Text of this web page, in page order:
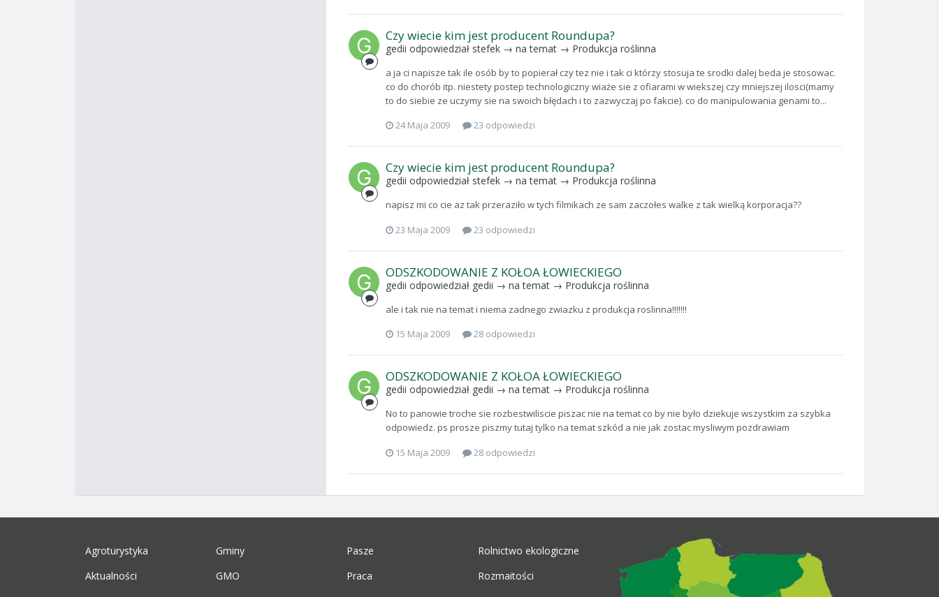
Czy wiecie kim jest producent Roundupa?
gedii odpowiedział stefek → na temat → Produkcja roślinna
a ja ci napisze tak ile osób by to popierał czy tez nie i tak ci którzy stosuja te srodki dalej beda je stosowac.
co do chorób itp. niestety postep technologiczny wiaże sie z ofiarami w wiekszej czy mniejszej ilosci(mamy
to do siebie ze uczymy sie na swoich błędach i to zazwyczaj po fakcie). co do manipulowania genami to...
24 Maja 2009
23 odpowiedzi
Czy wiecie kim jest producent Roundupa?
gedii odpowiedział stefek → na temat → Produkcja roślinna
napisz mi co cie az tak przeraziło w tych filmikach ze sam zaczołes walke z tak wielką korporacja??
23 Maja 2009
23 odpowiedzi
ODSZKODOWANIE Z KOŁOA ŁOWIECKIEGO
gedii odpowiedział gedii → na temat → Produkcja roślinna
ale i tak nie na temat i niema zadnego zwiazku z produkcja roslinna!!!!!!!
15 Maja 2009
28 odpowiedzi
ODSZKODOWANIE Z KOŁOA ŁOWIECKIEGO
gedii odpowiedział gedii → na temat → Produkcja roślinna
No to panowie troche sie rozbestwiliscie piszac nie na temat co by nie było dziekuje wszystkim za szybka
odpowiedz. ps prosze piszmy tutaj tylko na temat szkód a nie jak zostac mysliwym pozdrawiam
15 Maja 2009
28 odpowiedzi
Agroturystyka
Aktualności
Gminy
GMO
Pasze
Praca
Rolnictwo ekologiczne
Rozmaitości